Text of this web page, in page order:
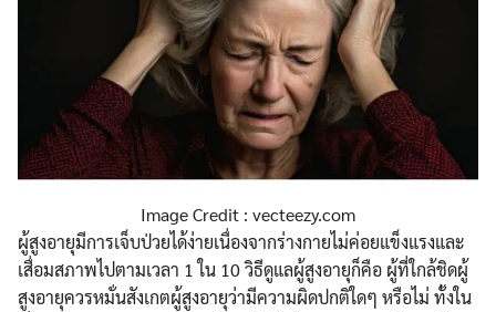
Image Credit : vecteezy.com
ผู้สูงอายุมีการเจ็บป่วยได้ง่ายเนื่องจากร่างกายไม่ค่อยแข็งแรงและ
เสื่อมสภาพไปตามเวลา 1 ใน 10 วิธีดูแลผู้สูงอายุก็คือ ผู้ที่ใกล้ชิดผู้
สูงอายุควรหมั่นสังเกตผู้สูงอายุว่ามีความผิดปกติใดๆ หรือไม่ ทั้งใน